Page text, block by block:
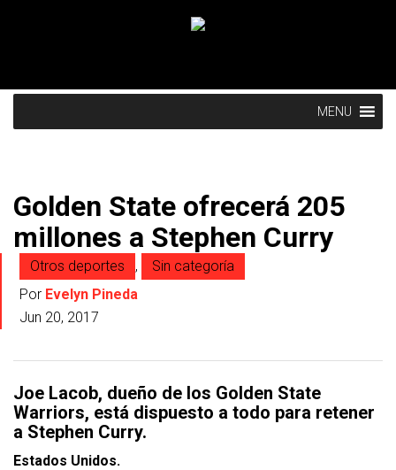
MENU
Golden State ofrecerá 205
millones a Stephen Curry
Otros deportes ,
Sin categoría
Por Evelyn Pineda
Jun 20, 2017
Joe Lacob, dueño de los Golden State
Warriors, está dispuesto a todo para retener
a Stephen Curry.
Estados Unidos.